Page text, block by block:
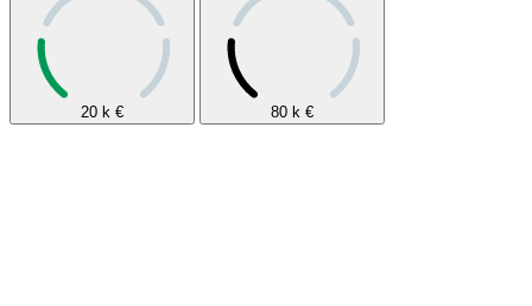
20 k € 80 k €